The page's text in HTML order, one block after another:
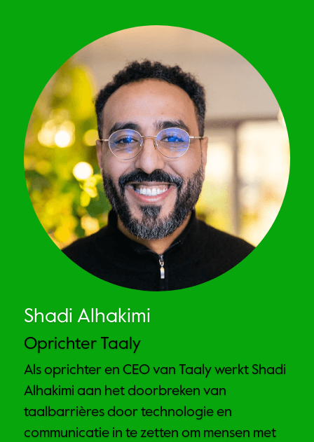
Shadi Alhakimi
Oprichter Taaly
Als oprichter en CEO van Taaly werkt Shadi
Alhakimi aan het doorbreken van
taalbarrières door technologie en
communicatie in te zetten om mensen met